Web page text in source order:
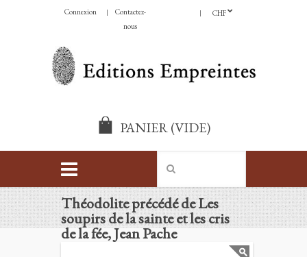
Connexion CHF
Contactez-
nous
PANIER(VIDE)
Théodolite précédé de Les
soupirs de la sainte et les cris
de la fée, Jean Pache